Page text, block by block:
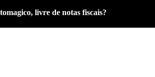
o material com as orientações sobre a
livre de notas fiscais?